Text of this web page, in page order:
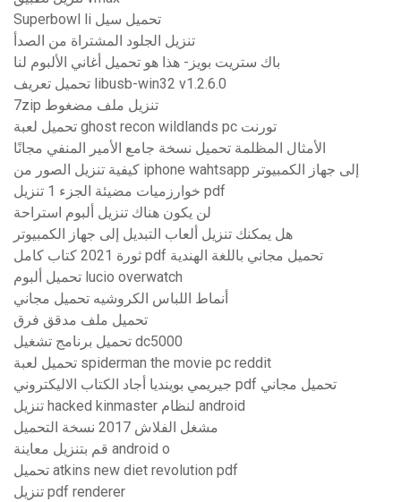
Superbowl li تحميل سيل
تنزيل الجلود المشتراة من الصدأ
باك ستريت بويز- هذا هو تحميل أغاني الألبوم لنا
تحميل تعريف libusb-win32 v1.2.6.0
7zip تنزيل ملف مضغوط
تحميل لعبة ghost recon wildlands pc تورنت
الأمثال المظلمة تحميل نسخة جامع الأمير المنفي مجانًا
كيفية تنزيل الصور من iphone wahtsapp إلى جهاز الكمبيوتر
خوارزميات مضيئة الجزء 1 تنزيل pdf
لن يكون هناك تنزيل ألبوم استراحة
هل يمكنك تنزيل ألعاب التبديل إلى جهاز الكمبيوتر
ثورة 2021 كتاب كامل pdf تحميل مجاني باللغة الهندية
تحميل ألبوم lucio overwatch
أنماط اللباس الكروشيه تحميل مجاني
تحميل ملف مدقق فرق
تحميل برنامج تشغيل dc5000
تحميل لعبة spiderman the movie pc reddit
جيريمي بوينديا أجاد الكتاب الاليكتروني pdf تحميل مجاني
تنزيل hacked kinmaster لنظام android
مشغل الفلاش 2017 نسخة التحميل
قم بتنزيل معاينة android o
تحميل atkins new diet revolution pdf
تنزيل pdf renderer